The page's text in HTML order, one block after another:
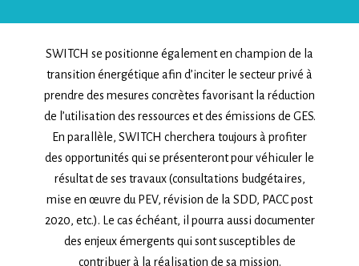
SWITCH se positionne également en champion de la
transition énergétique afin d’inciter le secteur privé à
prendre des mesures concrètes favorisant la réduction
de l’utilisation des ressources et des émissions de GES.
En parallèle, SWITCH cherchera toujours à profiter
des opportunités qui se présenteront pour véhiculer le
résultat de ses travaux (consultations budgétaires,
mise en œuvre du PEV, révision de la SDD, PACC post
2020, etc.). Le cas échéant, il pourra aussi documenter
des enjeux émergents qui sont susceptibles de
contribuer à la réalisation de sa mission.